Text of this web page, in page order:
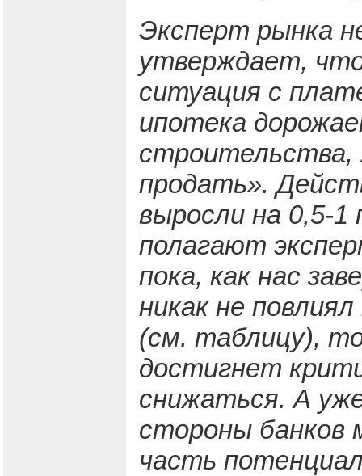
Эксперт рынка
утверждает,
ситуация с
ипотека
строительства,
продать».
выросли на 0,5-1
полагают
пока, как нас
никак не
(см. таблицу),
достигнет
снижаться. А
стороны
часть